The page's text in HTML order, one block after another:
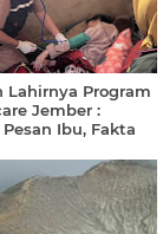
Lahirnya Program
Jember :
Ibu, Fakta
Bathin
Fawait